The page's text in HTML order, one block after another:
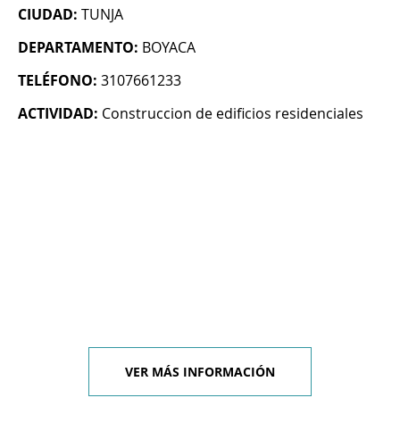
CIUDAD: TUNJA
DEPARTAMENTO: BOYACA
TELÉFONO: 3107661233
ACTIVIDAD: Construccion de edificios residenciales
VER MÁS INFORMACIÓN